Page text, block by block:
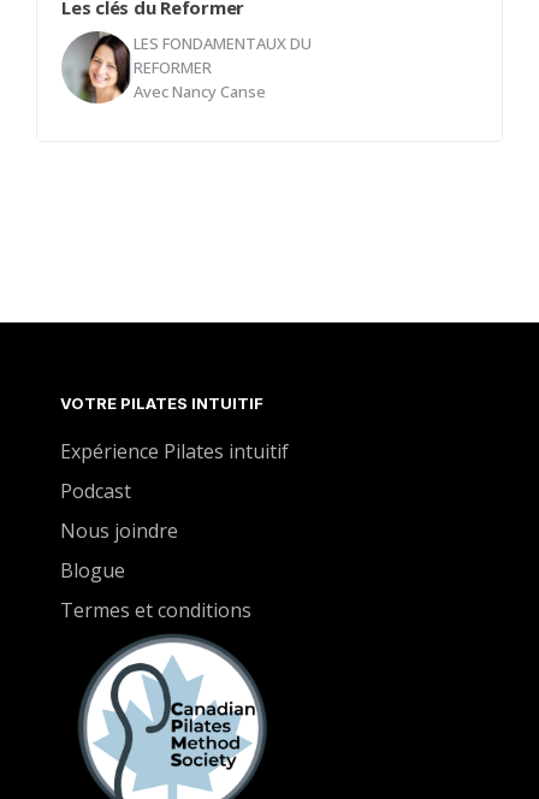
Les clés du Reformer
LES FONDAMENTAUX DU
REFORMER
AvecNancy Canse
résultats.
VOTRE PILATES INTUITIF
Expérience Pilates intuitif
Podcast
Nous joindre
Blogue
Termes et conditions